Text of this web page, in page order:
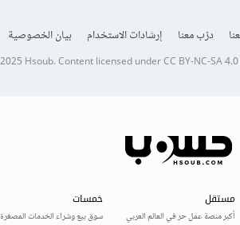
درّب معنا إرشادات الاستخدام بيان الخصوصية
Hsoub.Content licensed underCC BY-NC-SA 4.0